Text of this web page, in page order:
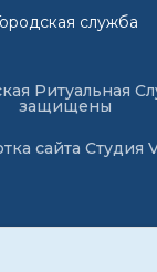
служба
Ритуальная
защищены
сайта Студия